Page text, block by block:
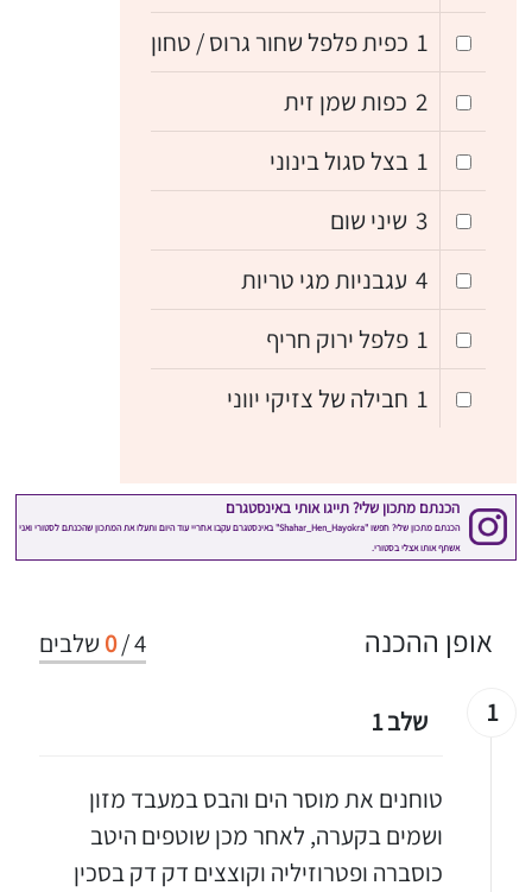
1 כפית פלפל שחור גרוס / טחון
2 כפות שמן זית
1 בצל סגול בינוני
3 שיני שום
4 עגבניות מגי טריות
1 פלפל ירוק חריף
1 חבילה של צזיקי יווני
4
/
0 שלבים אופן ההכנה
1 שלב 1
טוחנים את מוסר הים והבס במעבד מזון
ושמים בקערה, לאחר מכן שוטפים היטב
כוסברה ופטרוזיליה וקוצצים דק דק בסכין